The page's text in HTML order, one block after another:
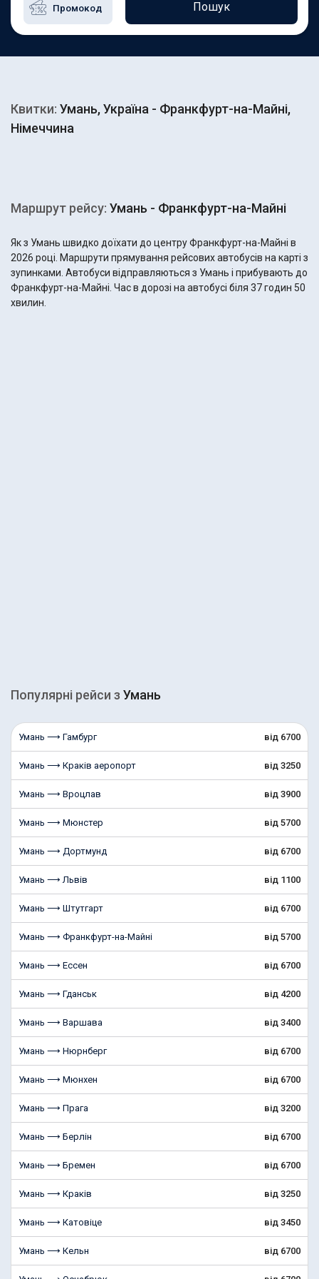
Пошук
Квитки: Умань, Україна - Франкфурт-на-Майні,
Німеччина
Маршрут рейсу: Умань - Франкфурт-на-Майні
Як з Умань швидко доїхати до центру Франкфурт-на-Майні в
2026 році. Маршрути прямування рейсових автобусів на карті з
зупинками. Автобуси відправляються з Умань і прибувають до
Франкфурт-на-Майні. Час в дорозі на автобусі біля 37 годин 50
хвилин.
Популярні рейcи з Умань
Умань ⟶ Гамбург від 6700
Умань ⟶ Краків аеропорт від 3250
Умань ⟶ Вроцлав від 3900
Умань ⟶ Мюнстер від 5700
Умань ⟶ Дортмунд від 6700
Умань ⟶ Львів від 1100
Умань ⟶ Штутгарт від 6700
Умань ⟶ Франкфурт-на-Майні від 5700
Умань ⟶ Ессен від 6700
Умань ⟶ Гданськ від 4200
Умань ⟶ Варшава від 3400
Умань ⟶ Нюрнберг від 6700
Умань ⟶ Мюнхен від 6700
Умань ⟶ Прага від 3200
Умань ⟶ Берлін від 6700
Умань ⟶ Бремен від 6700
Умань ⟶ Краків від 3250
Умань ⟶ Катовіце від 3450
Умань ⟶ Кельн від 6700